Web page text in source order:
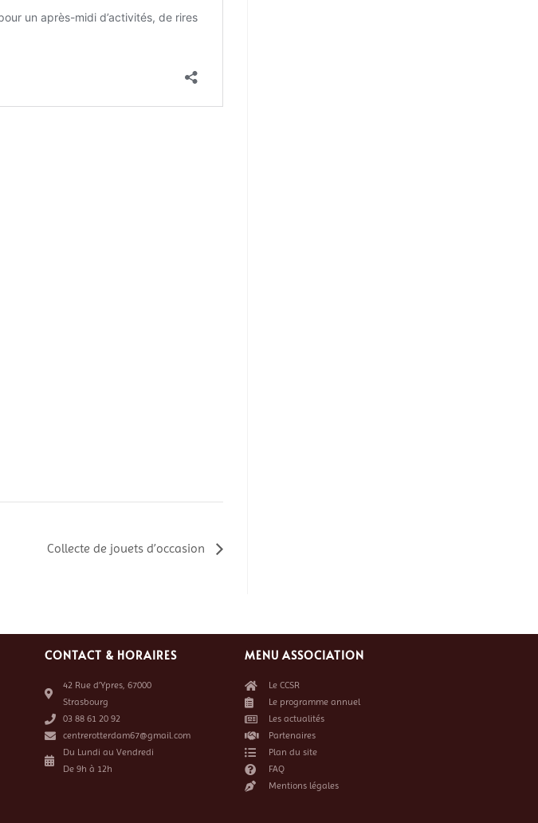
Collecte de jouets d’occasion
CONTACT & HORAIRES
42 Rue d’Ypres, 67000
Strasbourg
03 88 61 20 92
centrerotterdam67@gmail.com
Du Lundi au Vendredi
De 9h à 12h
MENU ASSOCIATION
Le CCSR
Le programme annuel
Les actualités
Partenaires
Plan du site
FAQ
Mentions légales